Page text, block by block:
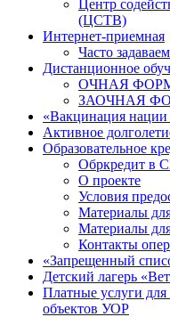
Центр
(ЦСТВ)
Интернет-приемная
Часто
Дистанционное
ОЧНАЯ
ЗАОЧНАЯ
«Вакцинация нации
Активное
Образовательное
Обркредит в
О проекте
Условия
Материалы
Материалы
Контакты
«Запрещенный
Детский лагерь
Платные услуги
объектов УОР